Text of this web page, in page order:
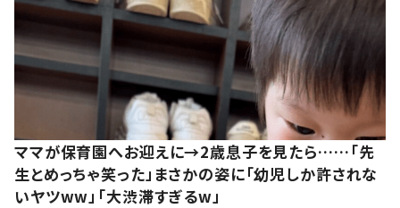
ママが保育園へお迎えに→2歳息子を見たら……「先
生とめっちゃ笑った」まさかの姿に「幼児しか許されな
いヤツww」「大渋滞すぎるw」